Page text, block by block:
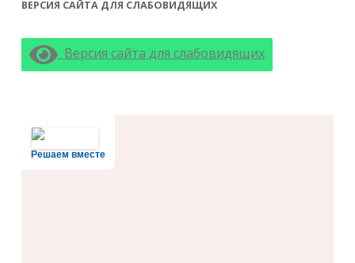
ВЕРСИЯ САЙТА ДЛЯ СЛАБОВИДЯЩИХ
Версия сайта для слабовидящих
Решаем вместе